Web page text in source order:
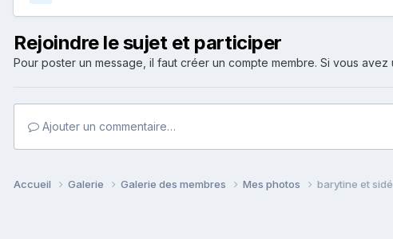
Rejoindre le sujet et participer
Pour poster un message, il faut créer un compte membre. Si vous avez
Ajouter un commentaire…
Accueil Galerie Galerie des membres Mes photos barytine et